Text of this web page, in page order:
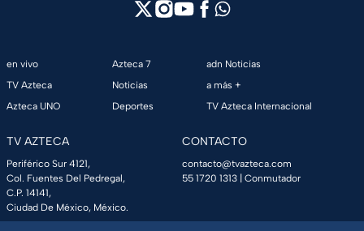
en vivo
TV Azteca
Azteca UNO
Azteca 7
Noticias
Deportes
adn Noticias
a más +
TV Azteca Internacional
TV AZTECA
Periférico Sur 4121,
Col. Fuentes Del Pedregal,
C.P. 14141,
Ciudad De México, México.
CONTACTO
contacto@tvazteca.com
55 1720 1313 | Conmutador